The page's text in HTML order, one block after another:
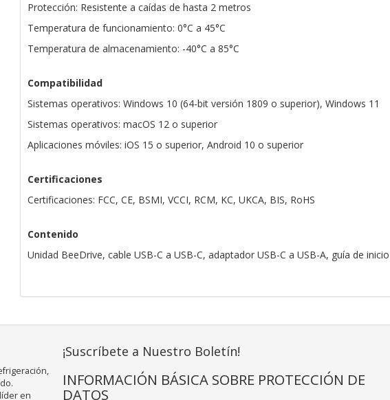
Protección: Resistente a caídas de hasta 2 metros
Temperatura de funcionamiento: 0°C a 45°C
Temperatura de almacenamiento: -40°C a 85°C
Compatibilidad
Sistemas operativos: Windows 10 (64-bit versión 1809 o superior), Windows 11
Sistemas operativos: macOS 12 o superior
Aplicaciones móviles: iOS 15 o superior, Android 10 o superior
Certificaciones
Certificaciones: FCC, CE, BSMI, VCCI, RCM, KC, UKCA, BIS, RoHS
Contenido
Unidad BeeDrive, cable USB-C a USB-C, adaptador USB-C a USB-A, guía de
en
¡Suscríbete a Nuestro Boletín!
INFORMACIÓN BÁSICA SOBRE PROTECCIÓN DE
DATOS